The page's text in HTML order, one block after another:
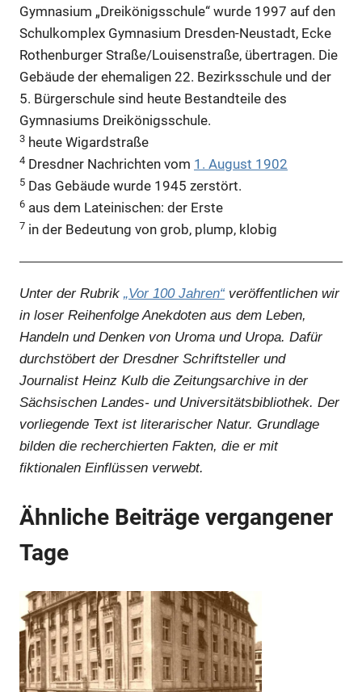
Gymnasium „Dreikönigsschule“ wurde 1997 auf den
Schulkomplex Gymnasium Dresden-Neustadt, Ecke
Rothenburger Straße/Louisenstraße, übertragen. Die
Gebäude der ehemaligen 22. Bezirksschule und der
5. Bürgerschule sind heute Bestandteile des
Gymnasiums Dreikönigsschule.
3 heute Wigardstraße
4 Dresdner Nachrichten vom 1. August 1902
5 Das Gebäude wurde 1945 zerstört.
6 aus dem Lateinischen: der Erste
7 in der Bedeutung von grob, plump, klobig
Unter der Rubrik „Vor 100 Jahren“ veröffentlichen wir
in loser Reihenfolge Anekdoten aus dem Leben,
Handeln und Denken von Uroma und Uropa. Dafür
durchstöbert der Dresdner Schriftsteller und
Journalist Heinz Kulb die Zeitungsarchive in der
Sächsischen Landes- und Universitätsbibliothek. Der
vorliegende Text ist literarischer Natur. Grundlage
bilden die recherchierten Fakten, die er mit
fiktionalen Einflüssen verwebt.
Ähnliche Beiträge vergangener
Tage